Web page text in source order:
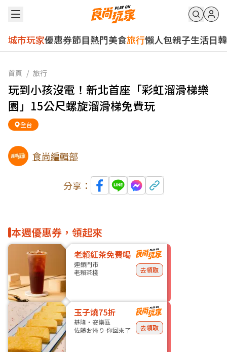
城市玩家優惠券節目熱門美食旅行懶人包親子生活日韓
首頁 / 旅行
玩到小孩沒電！新北首座「彩虹溜滑梯樂
園」15公尺螺旋溜滑梯免費玩
全台
食尚編輯部
分享：
本週優惠券，領起來
老賴紅茶免費喝
連鎖門市
老賴茶棧
去領取
玉子燒75折
基隆・安樂區
佐藤お帰り-你回來了
去領取